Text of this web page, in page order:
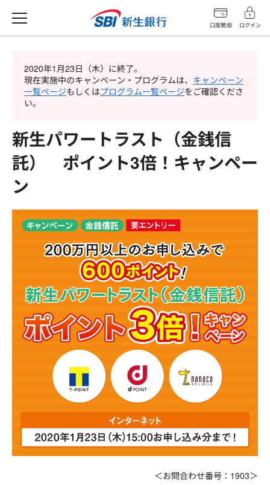
口座開設 ログイン
2020年1月23日（木）に終了。
現在実施中のキャンペーン・プログラムは、 キャンペーン
一覧ページもしくはプログラム一覧ページをご確認くださ
い。
新生パワートラスト（金銭信
託） ポイント3倍！キャンペー
ン
＜お問合わせ番号：1903＞